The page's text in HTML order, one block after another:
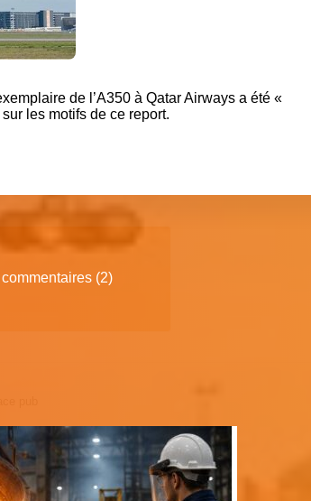
de l’A350 à Qatar Airways a été «
les motifs de ce report.
(2)